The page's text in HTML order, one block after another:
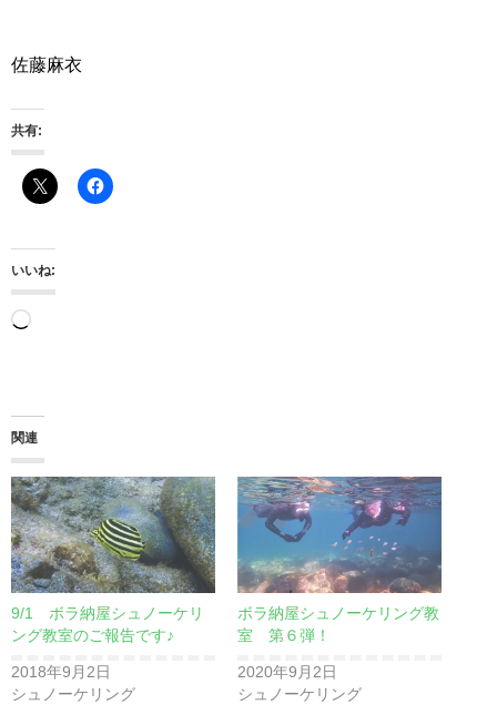
佐藤麻衣
共有:
いいね:
読
み
中…
関連
9/1 ボラ納屋シュノーケリ
ング教室のご報告です♪
2018年9月2日
シュノーケリング
ボラ納屋シュノーケリング教
室 第６弾！
2020年9月2日
シュノーケリング